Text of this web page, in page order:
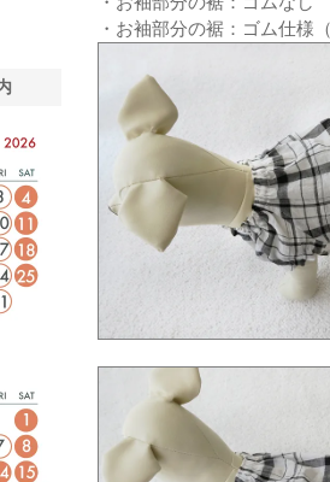
・お袖部分の裾：ゴム仕様